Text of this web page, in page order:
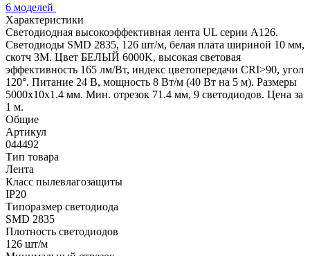
6 моделей
Характеристики
Светодиодная высокоэффективная лента UL серии A126.
Светодиоды SMD 2835, 126 шт/м, белая плата шириной 10 мм,
скотч 3M. Цвет БЕЛЫЙ 6000K, высокая световая
эффективность 165 лм/Вт, индекс цветопередачи CRI>90, угол
120°. Питание 24 В, мощность 8 Вт/м (40 Вт на 5 м). Размеры
5000x10x1.4 мм. Мин. отрезок 71.4 мм, 9 светодиодов. Цена за
1 м.
Общие
Артикул
044492
Тип товара
Лента
Класс пылевлагозащиты
IP20
Типоразмер светодиода
SMD 2835
Плотность светодиодов
126 шт/м